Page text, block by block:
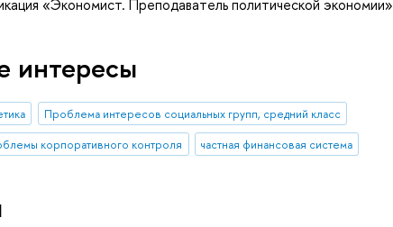
«Экономист. Преподаватель политической экономии»
интересы
Проблема интересов социальных групп, средний класс
корпоративного контроля
частная финансовая система